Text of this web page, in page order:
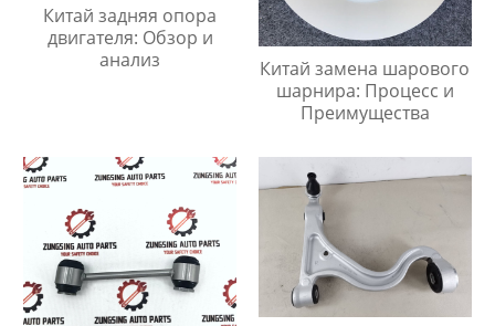
Китай задняя опора
двигателя: Обзор и
анализ
Китай замена шарового
шарнира: Процесс и
Преимущества